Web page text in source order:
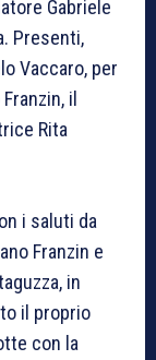
Gabriele
Presenti,
Vaccaro, per
il
Rita
i saluti da
Franzin e
in
il proprio
con la